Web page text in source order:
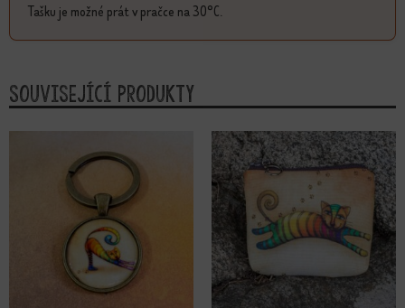
Tašku je možné prát v pračce na 30°C.
Související produkty